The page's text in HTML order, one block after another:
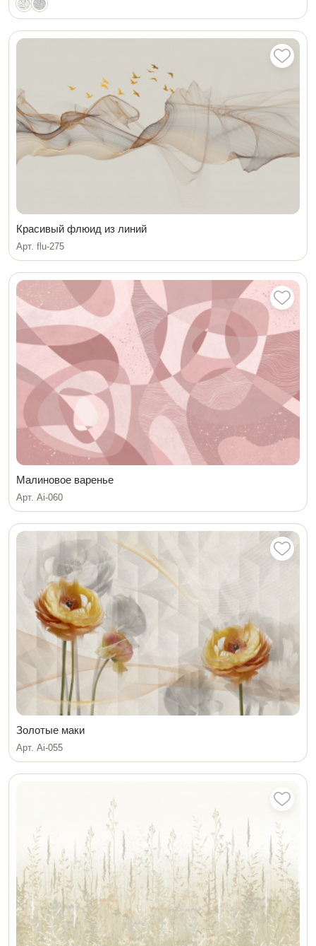
Красивый флюид из линий
Арт. flu-275
Малиновое варенье
Арт. Ai-060
Золотые маки
Арт. Ai-055